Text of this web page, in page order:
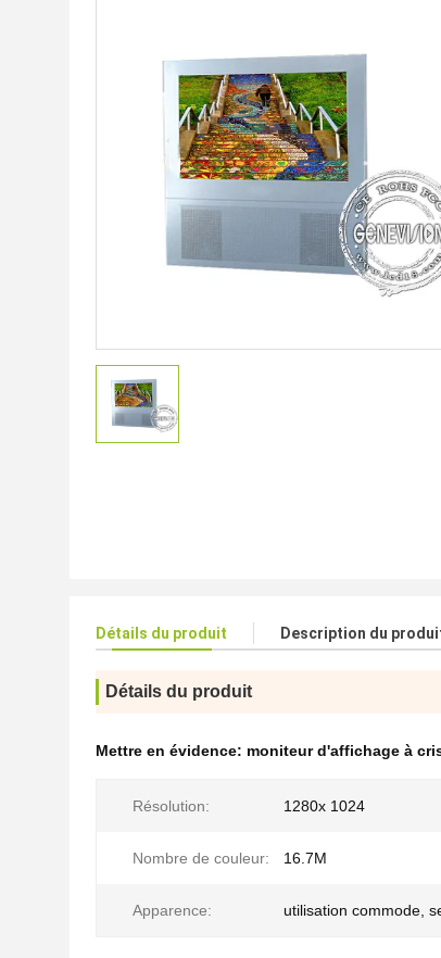
Détails du produit Description du
Détails du produit
Mettre en évidence: moniteur d'affichage à
Résolution: 1280x 1024
Nombre de couleur: 16.7M
Apparence: utilisation commode,